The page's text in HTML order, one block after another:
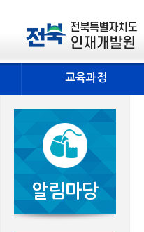
교육과정
알림마당